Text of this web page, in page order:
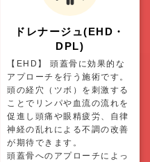
ドレナージュ(EHD・
DPL)
【EHD】 頭蓋骨に効果的な
アプローチを行う施術です。
頭の経穴（ツボ）を刺激する
ことでリンパや血流の流れを
促進し頭痛や眼精疲労、自律
神経の乱れによる不調の改善
が期待できます。
頭蓋骨へのアプローチによっ